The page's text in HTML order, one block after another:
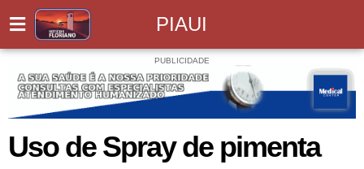
PIAUI
PUBLICIDADE
Uso de Spray de pimenta